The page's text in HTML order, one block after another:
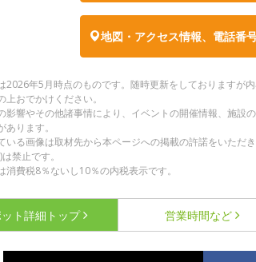
地図・アクセス情報、電話番
2026年5月時点のものです。随時更新をしておりますが
上おでかけください。
影響やその他諸事情により、イベントの開催情報、施設
あります。
いる画像は取材先から本ページへの掲載の許諾をいただ
禁止です。
費税8％ないし10％の内税表示です。
ト詳細 トップ 営業時間など